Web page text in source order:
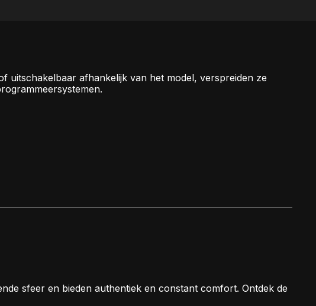
uitschakelbaar afhankelijk van het model, verspreiden ze
sfeer en bieden authentiek en constant comfort. Ontdek de